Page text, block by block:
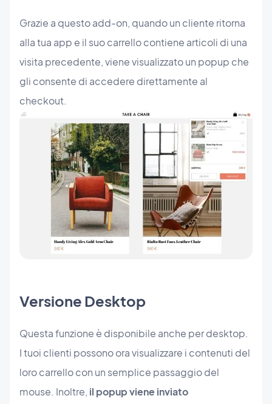
Grazie a questo add-on, quando un cliente ritorna
alla tua app e il suo carrello contiene articoli di una
visita precedente, viene visualizzato un popup che
gli consente di accedere direttamente al
checkout.
Versione Desktop
Questa funzione è disponibile anche per desktop.
I tuoi clienti possono ora visualizzare i contenuti del
loro carrello con un semplice passaggio del
mouse. Inoltre, il popup viene inviato